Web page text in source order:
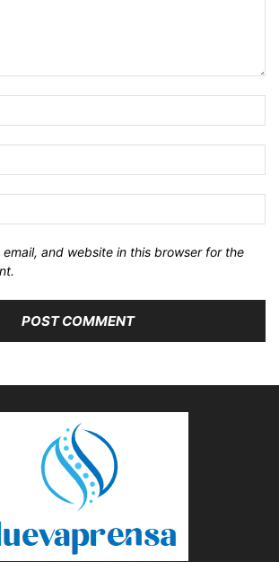
email, and website in this browser for the